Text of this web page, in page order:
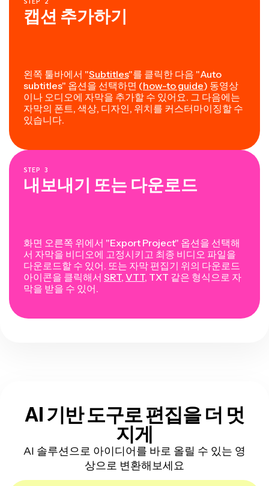
캡션 추가하기
왼쪽 툴바에서 "Subtitles"를 클릭한 다음 "Auto
subtitles" 옵션을 선택하면 (how-to guide) 동영상
이나 오디오에 자막을 추가할 수 있어요. 그 다음에는
자막의 폰트, 색상, 디자인, 위치를 커스터마이징할 수
있습니다.
STEP 3
내보내기 또는 다운로드
화면 오른쪽 위에서 "Export Project" 옵션을 선택해
서 자막을 비디오에 고정시키고 최종 비디오 파일을
다운로드할 수 있어. 또는 자막 편집기 위의 다운로드
아이콘을 클릭해서 SRT, VTT, TXT 같은 형식으로 자
막을 받을 수 있어.
AI 기반 도구로편집을 더 멋
지게
AI 솔루션으로 아이디어를 바로 올릴 수 있는 영
상으로 변환해보세요